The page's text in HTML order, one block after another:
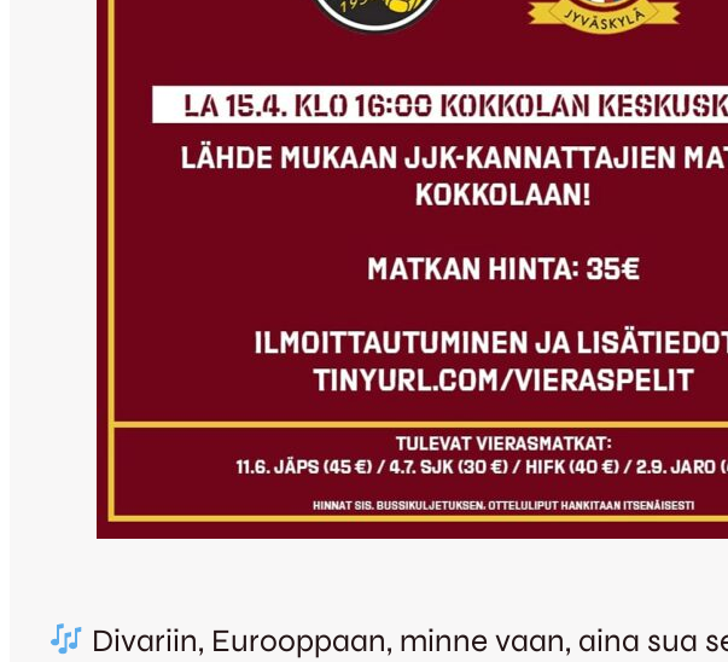
Divariin, Eurooppaan, minne vaan, aina sua